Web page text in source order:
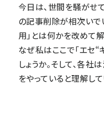
今日は、世間を騒がせ
の記事削除が相次いで
用」とは何かを改めて解
なぜ私はここで「エセ“
しょうか。そして、各
をやっていると理解して